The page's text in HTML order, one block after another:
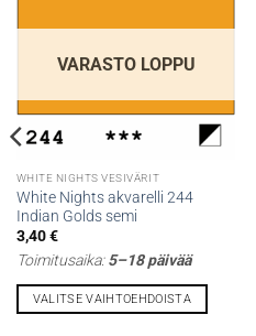
VARASTO LOPPU
WHITE NIGHTS VESIVÄRIT
White Nights akvarelli 244
Indian Golds semi
3,40€
Toimitusaika:5–18 päivää
VALITSE VAIHTOEHDOISTA